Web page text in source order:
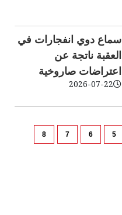
سماع دوي انفجارات في
العقبة ناتجة عن
اعتراضات صاروخية
2026-07-22
5
6
7
8